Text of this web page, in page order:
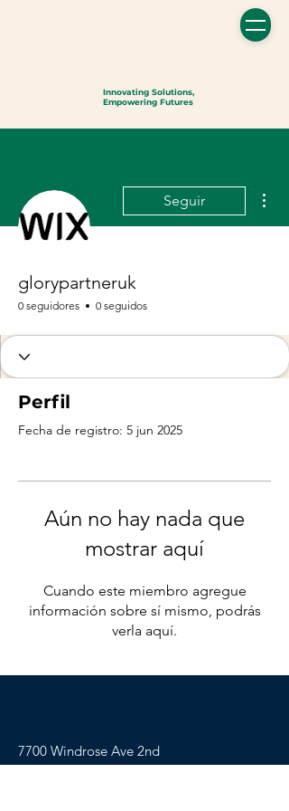
Innovating Solutions,
Empowering Futures
Seguir
glorypartneruk
0 seguidores 0 seguidos
Perfil
Fecha de registro: 5 jun 2025
Aún no hay nada que
mostrar aquí
Cuando este miembro agregue
información sobre sí mismo, podrás
verla aquí.
7700 Windrose Ave 2nd